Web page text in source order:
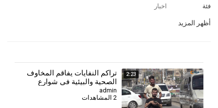
فئة اخبار
أظهر المزيد
2:23
تراكم النفايات يفاقم المخاوف
الصحية والبيئية في شوارع
الحسكة
admin
2 المشاهدات